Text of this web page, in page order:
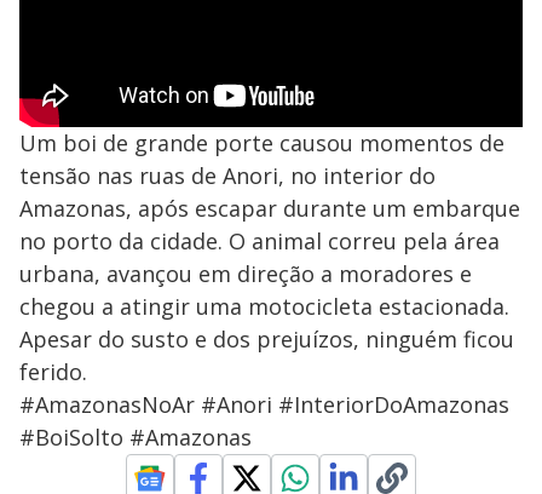
Um boi de grande porte causou momentos de
tensão nas ruas de Anori, no interior do
Amazonas, após escapar durante um embarque
no porto da cidade. O animal correu pela área
urbana, avançou em direção a moradores e
chegou a atingir uma motocicleta estacionada.
Apesar do susto e dos prejuízos, ninguém ficou
ferido.
#AmazonasNoAr #Anori #InteriorDoAmazonas
#BoiSolto #Amazonas